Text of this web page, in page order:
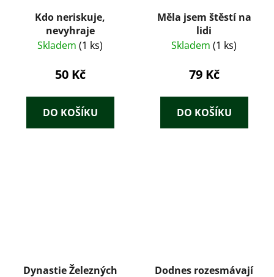
Kdo neriskuje,
nevyhraje
Skladem (1 ks)
50 Kč
DO KOŠÍKU
Měla jsem štěstí na
lidi
Skladem (1 ks)
79 Kč
DO KOŠÍKU
Dynastie Železných
Dodnes rozesmávají